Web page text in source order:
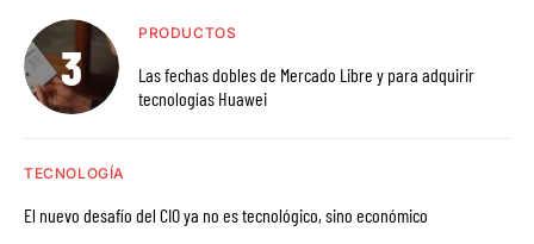
PRODUCTOS
Las fechas dobles de Mercado Libre y para adquirir
tecnologías Huawei
TECNOLOGÍA
El nuevo desafío del CIO ya no es tecnológico, sino económico